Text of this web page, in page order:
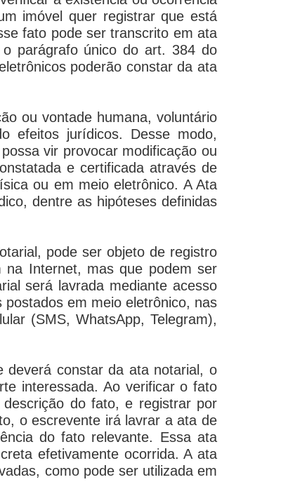
imóvel quer registrar que está
fato pode ser transcrito em ata
parágrafo único do art. 384 do
poderão constar da ata
ou vontade humana, voluntário
efeitos jurídicos. Desse modo,
vir provocar modificação ou
e certificada através de
ou em meio eletrônico. A Ata
dentre as hipóteses definidas
pode ser objeto de registro
na Internet, mas que podem ser
será lavrada mediante acesso
em meio eletrônico, nas
(SMS, WhatsApp, Telegram),
deverá constar da ata notarial, o
interessada. Ao verificar o fato
do fato, e registrar por
o escrevente irá lavrar a ata de
do fato relevante. Essa ata
efetivamente ocorrida. A ata
como pode ser utilizada em